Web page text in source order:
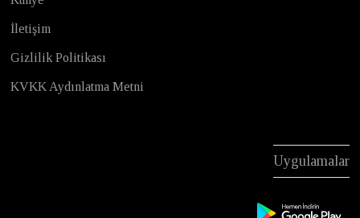
İletişim
Gizlilik Politikası
KVKK Aydınlatma Metni
Uygulamalar